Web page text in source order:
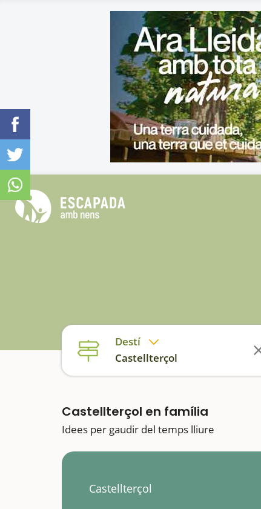
Destí
Castellterçol
Castellterçol en família
Idees per gaudir del temps lliure
Castellterçol